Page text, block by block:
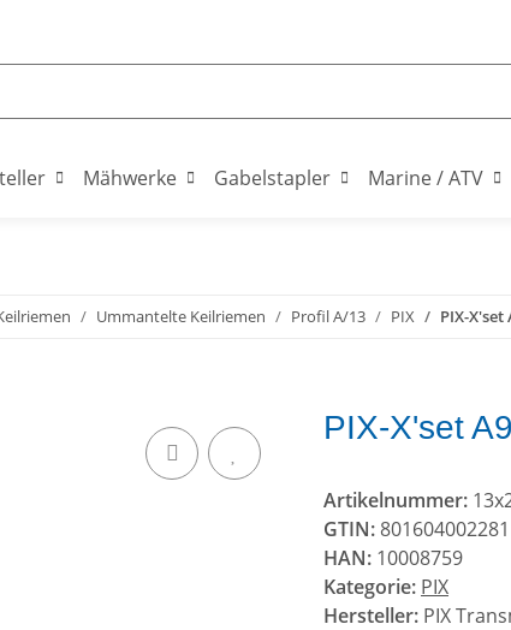
Mähwerke Gabelstapler Marine / ATV
Ummantelte Keilriemen Profil A/13 PIX PIX-X'set
PIX-X'set
Artikelnummer:
GTIN:801604002281
HAN: 10008759
Kategorie: PIX
Hersteller: PIX